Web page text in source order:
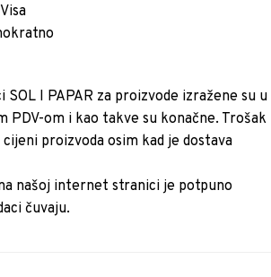
SOL I PAPAR za proizvode izražene su u
PDV-om i kao takve su konačne. Trošak
proizvoda osim kad je dostava
našoj internet stranici je potpuno
čuvaju.